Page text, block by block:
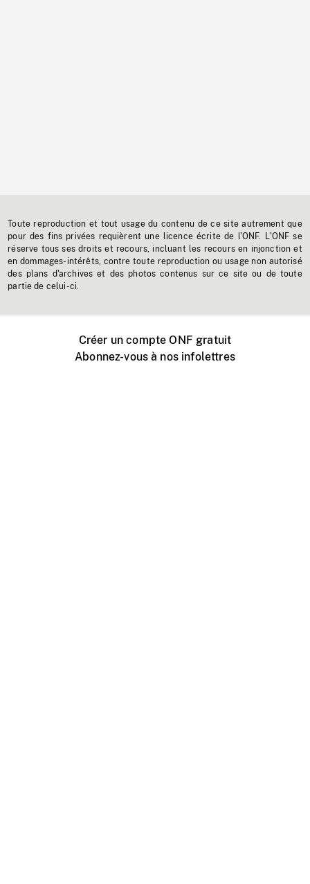
Toute reproduction et tout usage du contenu de ce site autrement que
pour des fins privées requièrent une licence écrite de l'ONF. L'ONF se
réserve tous ses droits et recours, incluant les recours en injonction et
en dommages-intérêts, contre toute reproduction ou usage non autorisé
des plans d'archives et des photos contenus sur ce site ou de toute
partie de celui-ci.
Créer un compte ONF gratuit
Abonnez-vous à nos infolettres